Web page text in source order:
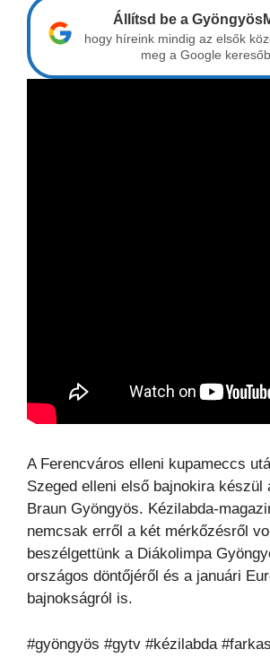
Állítsd be a
hogy híreink mindig az elsők
meg a Google
A Ferencváros elleni kupameccs
Szeged elleni első bajnokira készül
Braun Gyöngyös. Kézilabda-
nemcsak erről a két mérkőzésről
beszélgettünk a Diákolimpa
országos döntőjéről és a januári
bajnokságról is.
#gyöngyös #gytv #kézilabda